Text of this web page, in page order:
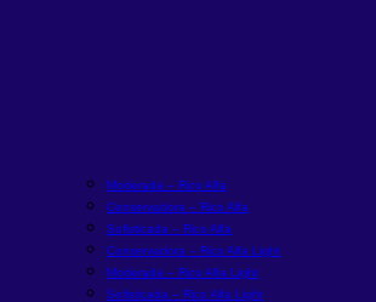
Moderada – Rico Alfa
Conservadora – Rico Alfa
Sofisticada – Rico Alfa
Conservadora – Rico Alfa Light
Moderada – Rico Alfa Light
Sofisticada – Rico Alfa Light